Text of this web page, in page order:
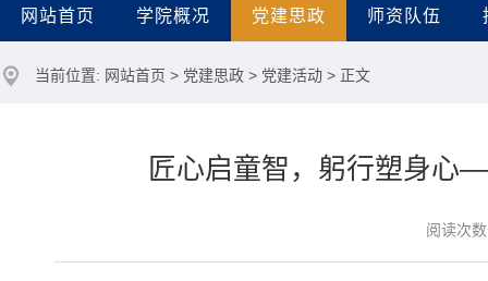
网站首页 学院概况 党建思政 师资队伍
当前位置: 网站首页 > 党建思政 > 党建活动 > 正文
匠心启童智，躬行塑身心
阅读次